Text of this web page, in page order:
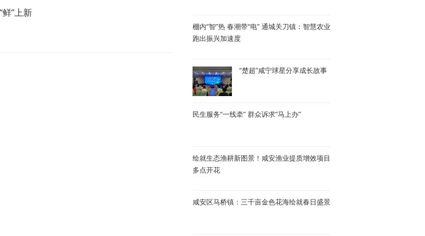
”上新
棚内“智”热 春潮带“电” 通城关刀镇：智慧农业
跑出振兴加速度
“楚超”咸宁球星分享成长故事
民生服务“一线牵” 群众诉求“马上办”
绘就生态渔耕新图景！咸安渔业提质增效项目
多点开花
咸安区马桥镇：三千亩金色花海绘就春日盛景